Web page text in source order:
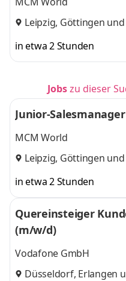
Leipzig, Göttingen
in etwa 2 Stunden
Jobszu dieser
Junior-
MCM World
Leipzig, Göttingen
in etwa 2 Stunden
Quereinsteiger
(m/w/d)
Vodafone GmbH
Düsseldorf, Erlangen